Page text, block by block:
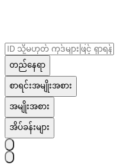
တည်နေရာ
စာရင်းအမျိုးအစား
အမျိုးအစား
အိပ်ခန်းများ